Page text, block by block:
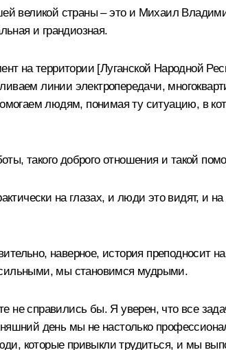
великой страны – это и Михаил
и грандиозная.
на территории [Луганской Народной
линии электропередачи,
людям, понимая ту ситуацию, в
такого доброго отношения и такой
на глазах, и люди это видят, и
наверное, история преподносит
мы становимся мудрыми.
не справились бы. Я уверен, что все
день мы не настолько
которые привыкли трудиться, и мы